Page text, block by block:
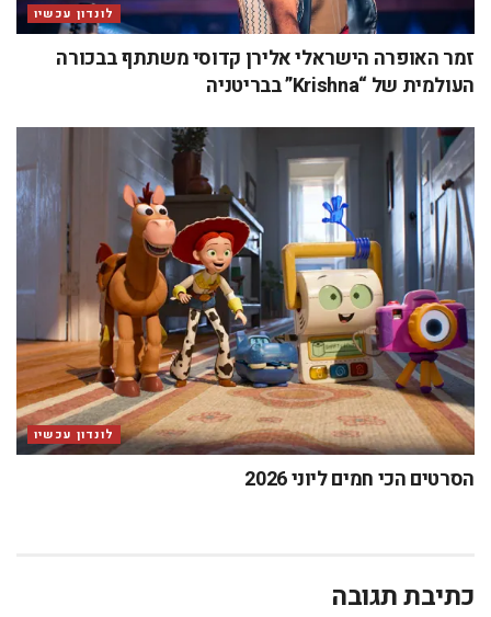
לונדון עכשיו
זמר האופרה הישראלי אלירן קדוסי משתתף בבכורה
העולמית של “Krishna” בבריטניה
לונדון עכשיו
הסרטים הכי חמים ליוני 2026
כתיבת תגובה